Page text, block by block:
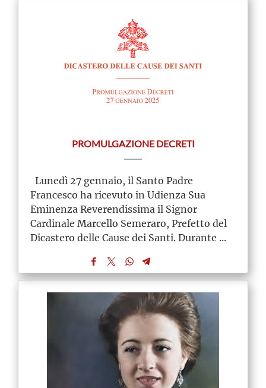
PROMULGAZIONE DECRETI
Lunedì 27 gennaio, il Santo Padre
Francesco ha ricevuto in Udienza Sua
Eminenza Reverendissima il Signor
Cardinale Marcello Semeraro, Prefetto del
Dicastero delle Cause dei Santi. Durante ...